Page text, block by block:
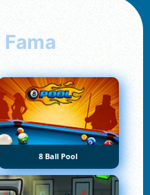
Fama
8 Ball Pool